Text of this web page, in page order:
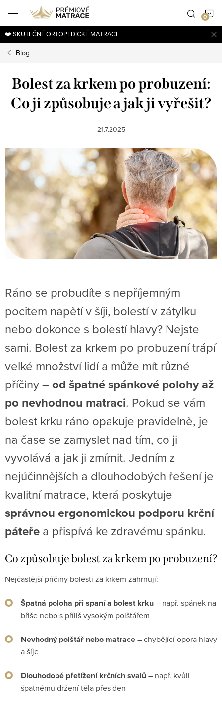
obsah
❤️ SKUTEČNÉ ORTOPEDICKÉ MATRACE
Blog
Bolest za krkem po probuzení:
Co ji způsobuje a jak ji vyřešit?
21.7.2025
Ráno se probudíte s nepříjemným
pocitem napětí v šíji, bolestí v zátylku
nebo dokonce s bolestí hlavy? Nejste
sami. Bolest za krkem po probuzení trápí
velké množství lidí a může mít různé
příčiny –od špatné spánkové polohy až
po nevhodnou matraci. Pokud se vám
bolest krku ráno opakuje pravidelně, je
na čase se zamyslet nad tím, co ji
vyvolává a jak ji zmírnit. Jedním z
nejúčinnějších a dlouhodobých řešení je
kvalitní matrace, která poskytuje
správnou ergonomickou podporu krční
páteře a přispívá ke zdravému spánku.
Co způsobuje bolest za krkem po probuzení?
Nejčastější příčiny bolesti za krkem zahrnují:
Špatná poloha při spaní a bolest krku– např. spánek na
břiše nebo s příliš vysokým polštářem
Nevhodný polštář nebo matrace– chybějící opora hlavy
a šíje
Dlouhodobé přetížení krčních svalů– např. kvůli
špatnému držení těla přes den